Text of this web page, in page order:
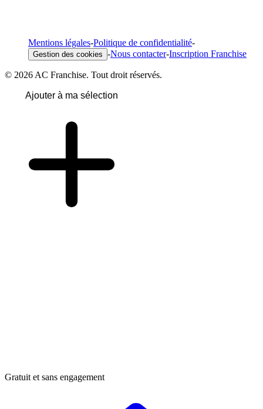
Mentions légales-Politique de confidentialité-
Gestion des cookies -Nous contacter-Inscription Franchise
© 2026 AC Franchise. Tout droit réservés.
Ajouter à ma sélection
Gratuit et sans engagement